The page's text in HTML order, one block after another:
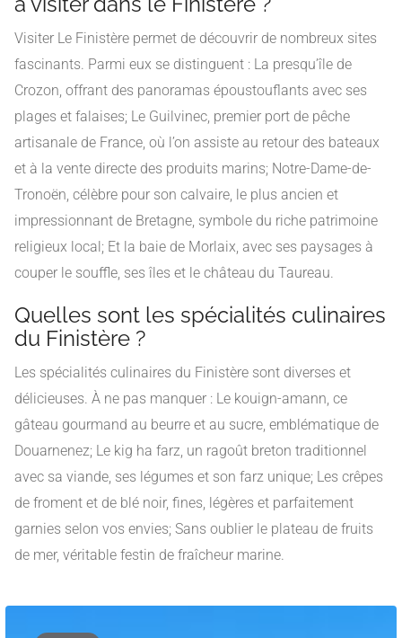
Visiter Le Finistère permet de découvrir de nombreux sites
fascinants. Parmi eux se distinguent : La presqu’île de
Crozon, offrant des panoramas époustouflants avec ses
plages et falaises; Le Guilvinec, premier port de pêche
artisanale de France, où l’on assiste au retour des bateaux
et à la vente directe des produits marins; Notre-Dame-de-
Tronoën, célèbre pour son calvaire, le plus ancien et
impressionnant de Bretagne, symbole du riche patrimoine
religieux local; Et la baie de Morlaix, avec ses paysages à
couper le souffle, ses îles et le château du Taureau.
Quelles sont les spécialités culinaires
du Finistère ?
Les spécialités culinaires du Finistère sont diverses et
délicieuses. À ne pas manquer : Le kouign-amann, ce
gâteau gourmand au beurre et au sucre, emblématique de
Douarnenez; Le kig ha farz, un ragoût breton traditionnel
avec sa viande, ses légumes et son farz unique; Les crêpes
de froment et de blé noir, fines, légères et parfaitement
garnies selon vos envies; Sans oublier le plateau de fruits
de mer, véritable festin de fraîcheur marine.